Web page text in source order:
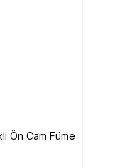
Ön Cam Füme